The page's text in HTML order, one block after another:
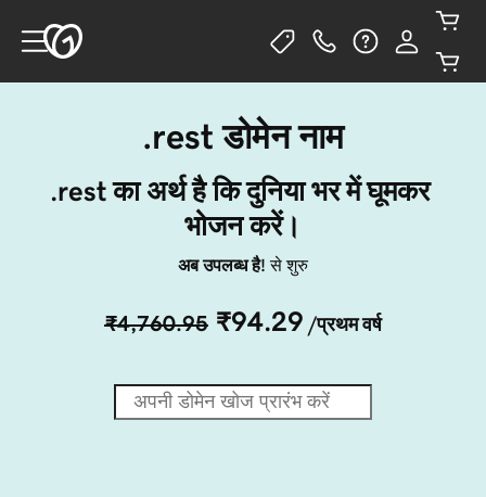
.rest डोमेन नाम
.rest का अर्थ है कि दुनिया भर में घूमकर
भोजन करें।
अब उपलब्ध है!से शुरु
₹4,760.95 ₹94.29 /प्रथम वर्ष